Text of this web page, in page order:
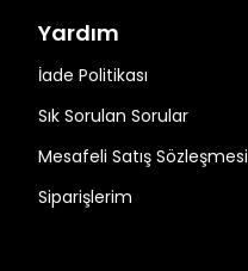
Yardım
İade Politikası
Sık Sorulan Sorular
Mesafeli Satış Sözleşmesi
Siparişlerim